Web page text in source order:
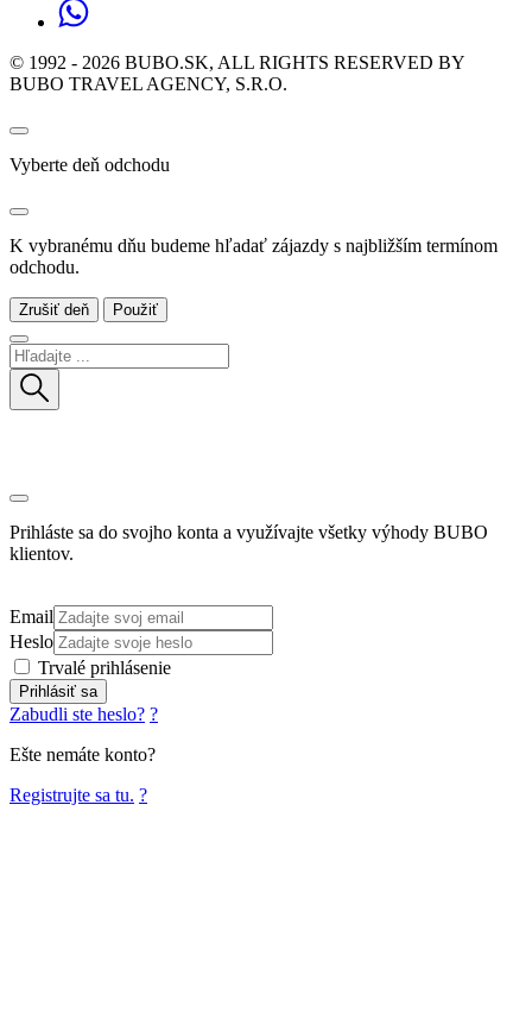
© 1992 - 2026 BUBO.SK, ALL RIGHTS RESERVED BY
BUBO TRAVEL AGENCY, S.R.O.
Vyberte deň odchodu
K vybranému dňu budeme hľadať zájazdy s najbližším termínom
odchodu.
Zrušiť deň Použiť
Prihláste sa do svojho konta a využívajte všetky výhody BUBO
klientov.
Email
Heslo
Trvalé prihlásenie
Prihlásiť sa
Zabudli ste heslo? ?
Ešte nemáte konto?
Registrujte sa tu. ?